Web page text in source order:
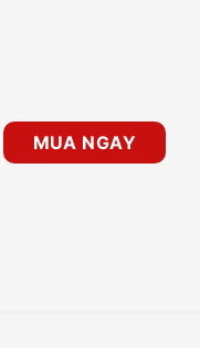
DS-3E0326P-E/M số
MUA NGAY